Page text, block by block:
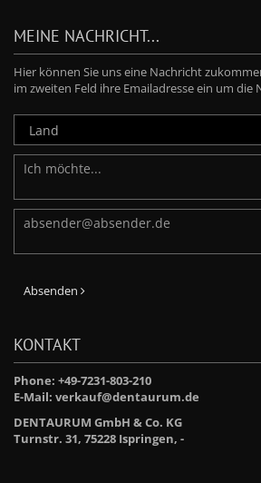
MEINE NACHRICHT...
Hier können Sie uns eine Nachricht
im zweiten Feld ihre Emailadresse ein um die
Absenden
KONTAKT
Phone: +49-7231-803-210
E-Mail: verkauf@dentaurum.de
DENTAURUM GmbH & Co. KG
Turnstr. 31, 75228 Ispringen, -
We use cookies
We use cookies to analyze site traffic, provide
personalize content. We also use technical